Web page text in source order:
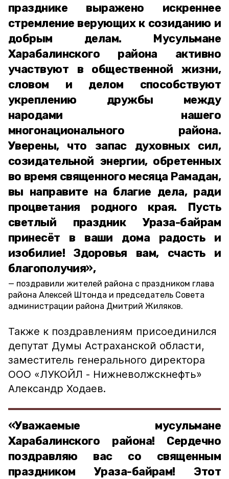
празднике выражено искреннее
стремление верующих к созиданию и
добрым делам. Мусульмане
Харабалинского района активно
участвуют в общественной жизни,
словом и делом способствуют
укреплению дружбы между
народами нашего
многонационального района.
Уверены, что запас духовных сил,
созидательной энергии, обретенных
во время священного месяца Рамадан,
вы направите на благие дела, ради
процветания родного края. Пусть
светлый праздник Ураза-байрам
принесёт в ваши дома радость и
изобилие! Здоровья вам, счасть и
благополучия»,
поздравили жителей района с праздником глава
района Алексей Штонда и председатель Совета
администрации района Дмитрий Жиляков.
Также к поздравлениям присоединился
депутат Думы Астраханской области,
заместитель генерального директора
ООО «ЛУКОЙЛ - Нижневолжскнефть»
Александр Ходаев.
«Уважаемые мусульмане
Харабалинского района! Сердечно
поздравляю вас со священным
праздником Ураза-байрам! Этот